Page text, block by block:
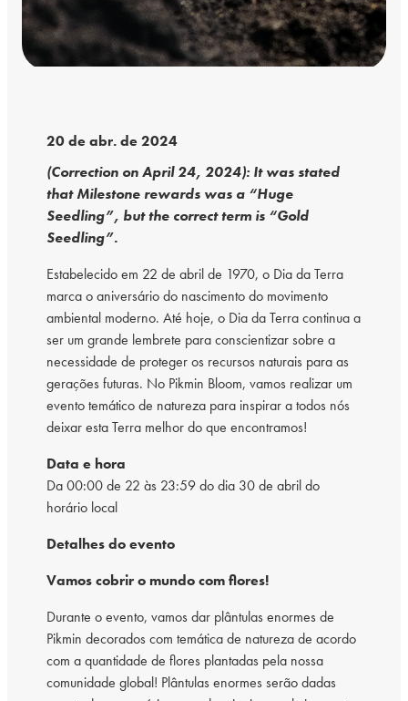
20 de abr. de 2024
(Correction on April 24, 2024): It was stated
that Milestone rewards was a “Huge
Seedling”, but the correct term is “Gold
Seedling”.
Estabelecido em 22 de abril de 1970, o Dia da Terra
marca o aniversário do nascimento do movimento
ambiental moderno. Até hoje, o Dia da Terra continua a
ser um grande lembrete para conscientizar sobre a
necessidade de proteger os recursos naturais para as
gerações futuras. No Pikmin Bloom, vamos realizar um
evento temático de natureza para inspirar a todos nós
deixar esta Terra melhor do que encontramos!
Data e hora
Da 00:00 de 22 às 23:59 do dia 30 de abril do
horário local
Detalhes do evento
Vamos cobrir o mundo com flores!
Durante o evento, vamos dar plântulas enormes de
Pikmin decorados com temática de natureza de acordo
com a quantidade de flores plantadas pela nossa
comunidade global! Plântulas enormes serão dadas